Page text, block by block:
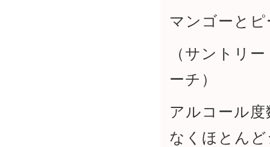
マンゴーと
（サントリ
ーチ）
アルコール
なくほとん